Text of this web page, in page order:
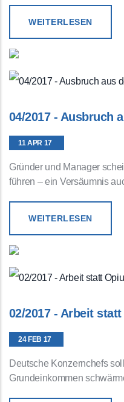
WEITERLESEN
04/2017 - Ausbruch
11 APR 17
Gründer und Manager
führen – ein Versäumnis
WEITERLESEN
02/2017 - Arbeit
24 FEB 17
Deutsche Konzernchefs
Grundeinkommen